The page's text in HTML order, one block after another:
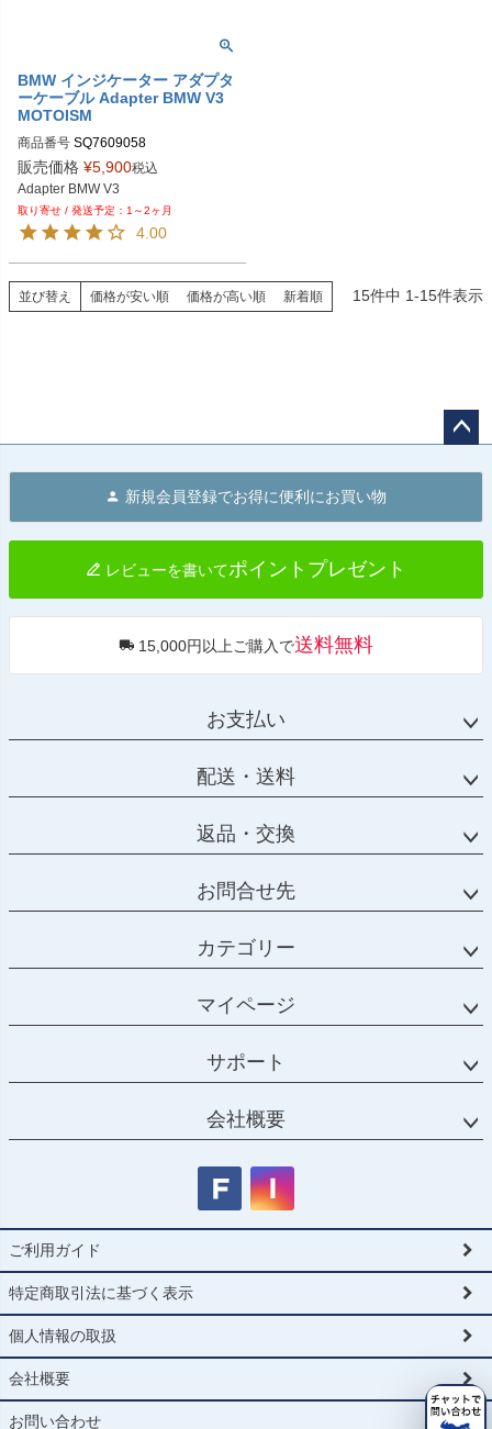
BMW インジケーター アダプタ
ーケーブル Adapter BMW V3
MOTOISM
商品番号
販売価格 ¥5,900税込
1～2ヶ月
4.00
並び替え 価格が安い順 価格が高い順 新着順 15件中 1-15件表示
へ
新規会員登録でお得に便利にお買い物
レビューを書いてポイントプレゼント
15,000円以上ご購入で送料無料
お支払い
配送・送料
返品・交換
お問合せ先
カテゴリー
マイページ
サポート
会社概要
ご利用ガイド
特定商取引法に基づく表示
個人情報の取扱
会社概要
お問い合わせ